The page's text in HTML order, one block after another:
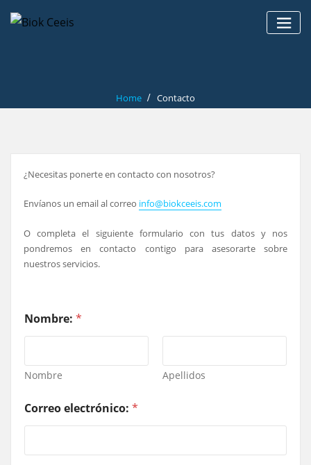
Home Contacto
¿Necesitas ponerte en contacto con nosotros?
Envíanos un email al correo info@biokceeis.com
O completa el siguiente formulario con tus datos y nos
pondremos en contacto contigo para asesorarte sobre
nuestros servicios.
Nombre: *
Nombre Apellidos
Correo electrónico: *